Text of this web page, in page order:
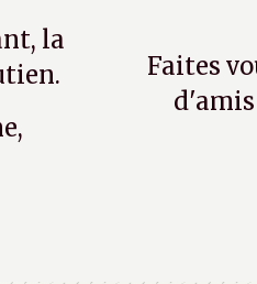
la
Faites